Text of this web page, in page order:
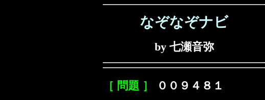
なぞなぞナビ
by 七瀬音弥
［ 問題 ］ ００９４８１